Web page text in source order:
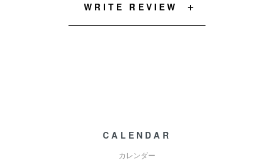
WRITE REVIEW
CALENDAR
カレンダー